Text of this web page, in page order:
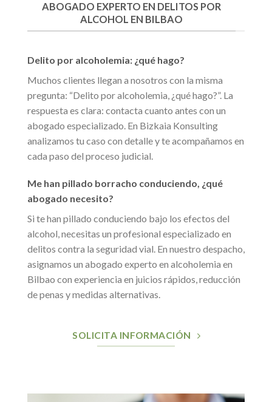
ABOGADO EXPERTO EN DELITOS POR
ALCOHOL EN BILBAO
Delito por alcoholemia: ¿qué hago?
Muchos clientes llegan a nosotros con la misma
pregunta: “Delito por alcoholemia, ¿qué hago?”. La
respuesta es clara: contacta cuanto antes con un
abogado especializado. En Bizkaia Konsulting
analizamos tu caso con detalle y te acompañamos en
cada paso del proceso judicial.
Me han pillado borracho conduciendo, ¿qué
abogado necesito?
Si te han pillado conduciendo bajo los efectos del
alcohol, necesitas un profesional especializado en
delitos contra la seguridad vial. En nuestro despacho,
asignamos un abogado experto en alcoholemia en
Bilbao con experiencia en juicios rápidos, reducción
de penas y medidas alternativas.
SOLICITA INFORMACIÓN